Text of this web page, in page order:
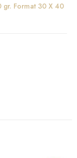
gr. Format 30 X 40